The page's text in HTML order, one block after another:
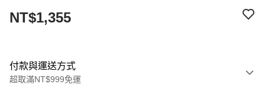
NT$1,355
付款與運送方式
超取滿NT$999免運